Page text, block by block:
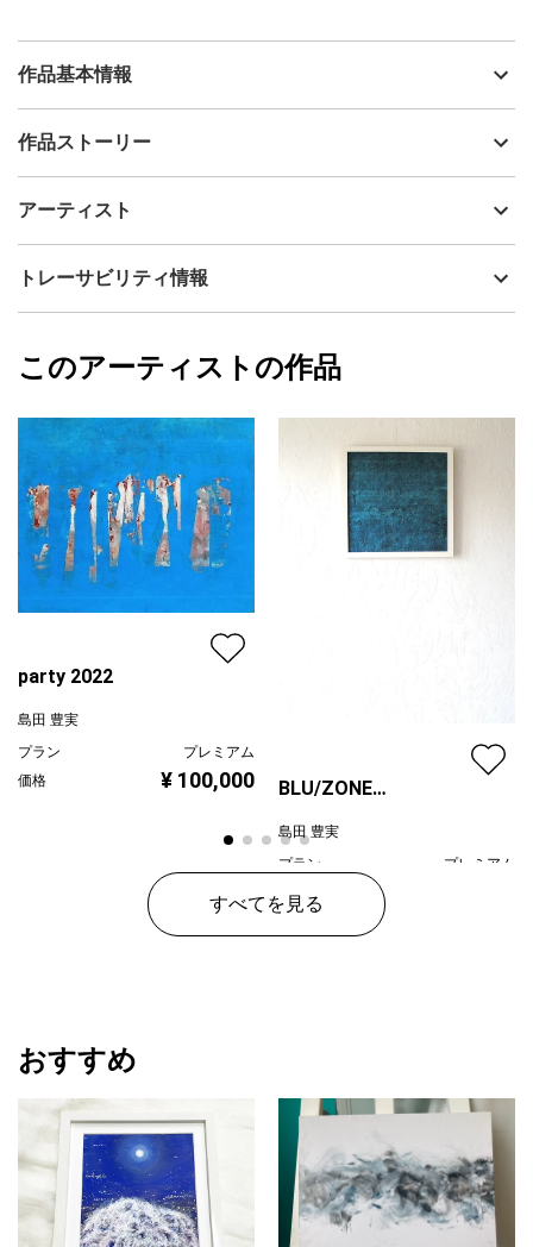
作品基本情報
出品者
制作年
アクリル
カラー
ホワイト
ジャンル
抽象画
配送目安
作品ストーリー
アーティスト
島田 豊実
フォローする
トレーサビリティ情報
島田 豊実
このアーティストの作品
party 2022
島田 豊実
プラン
プレミアム
価格
¥ 100,000
BLU/ZONE
島田 豊実
プラン
プレミアム
価格
すべてを見る
おすすめ